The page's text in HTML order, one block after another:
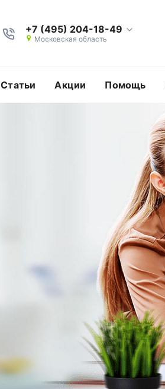
+7 (495) 204-18-49
Московская область
Статьи Акции Помощь